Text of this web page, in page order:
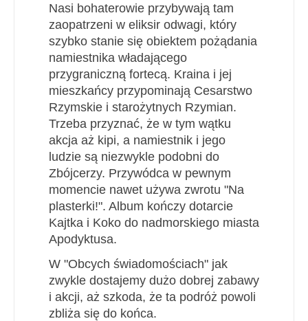
Nasi bohaterowie przybywają tam
zaopatrzeni w eliksir odwagi, który
szybko stanie się obiektem pożądania
namiestnika władającego
przygraniczną fortecą. Kraina i jej
mieszkańcy przypominają Cesarstwo
Rzymskie i starożytnych Rzymian.
Trzeba przyznać, że w tym wątku
akcja aż kipi, a namiestnik i jego
ludzie są niezwykle podobni do
Zbójcerzy. Przywódca w pewnym
momencie nawet używa zwrotu "Na
plasterki!". Album kończy dotarcie
Kajtka i Koko do nadmorskiego miasta
Apodyktusa.
W "Obcych świadomościach" jak
zwykle dostajemy dużo dobrej zabawy
i akcji, aż szkoda, że ta podróż powoli
zbliża się do końca.